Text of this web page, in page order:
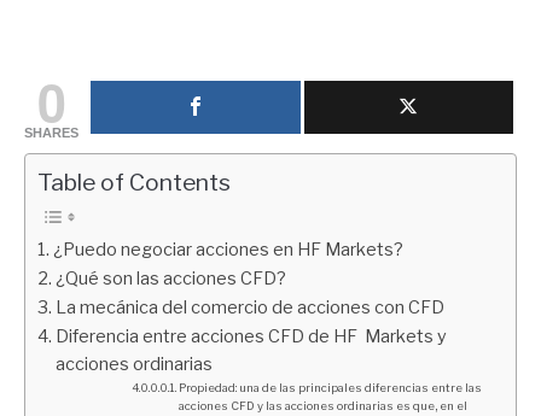
LA INVERSIÓN
in
Corredores,Educación
financiera
0
SHARES
Table of Contents
¿Puedo negociar acciones en HF Markets?
¿Qué son las acciones CFD?
La mecánica del comercio de acciones con CFD
Diferencia entre acciones CFD de HF Markets y
acciones ordinarias
Propiedad: una de las principales diferencias entre las
acciones CFD y las acciones ordinarias es que, en el